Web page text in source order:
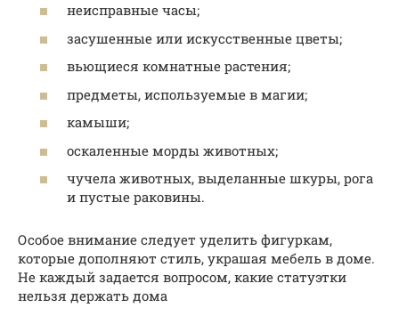
неисправные часы;
засушенные или искусственные цветы;
вьющиеся комнатные растения;
предметы, используемые в магии;
камыши;
оскаленные морды животных;
чучела животных, выделанные шкуры, рога
и пустые раковины.
Особое внимание следует уделить фигуркам,
которые дополняют стиль, украшая мебель в доме.
Не каждый задается вопросом, какие статуэтки
нельзя держать дома